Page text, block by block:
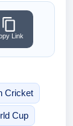
Link
Cricket
Cup